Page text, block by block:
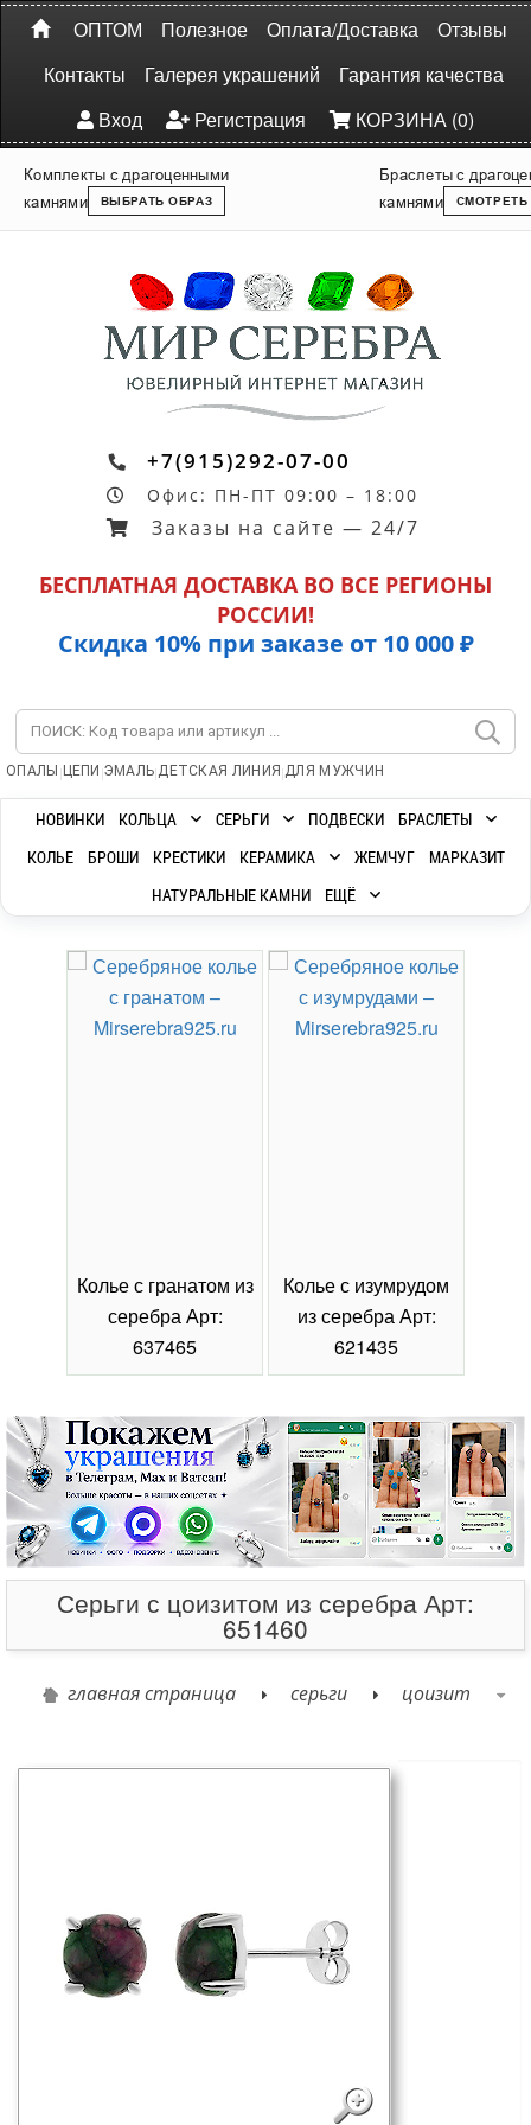
ОПТОМ Полезное Оплата/Доставка
Отзывы
Контакты
Галерея украшений
Гарантия качества
Вход
Регистрация КОРЗИНА (0)
Комплекты с драгоценными
камнями
ВЫБРАТЬ ОБРАЗ
Браслеты с
камнями
СМОТРЕТЬ
+7(915)292-07-00
Офис: ПН-ПТ 09:00 – 18:00
Заказы на сайте — 24/7
БЕСПЛАТНАЯ ДОСТАВКА ВО ВСЕ РЕГИОНЫ
РОССИИ!
Скидка 10% при заказе от 10 000 ₽
ОПАЛЫ | ЦЕПИ |ЭМАЛЬ|ДЕТСКАЯ ЛИНИЯ |ДЛЯ МУЖЧИН
НОВИНКИ КОЛЬЦА СЕРЬГИ ПОДВЕСКИ
БРАСЛЕТЫ
КОЛЬЕ
БРОШИ КРЕСТИКИ КЕРАМИКА ЖЕМЧУГ
МАРКАЗИТ
НАТУРАЛЬНЫЕ КАМНИ
ЕЩЁ
Колье с гранатом из
серебра Арт:
637465
Колье с изумрудом
из серебра Арт:
621435
Серьги с цоизитом из серебра Арт:
651460
главная страница серьги цоизит